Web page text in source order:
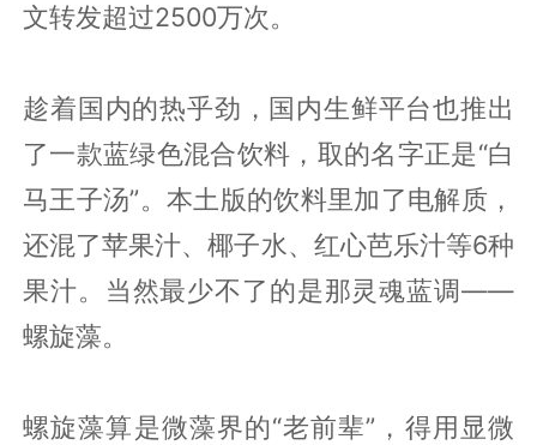
文转发超过2500万次。
趁着国内的热乎劲，国内生鲜平台也推出
了一款蓝绿色混合饮料，取的名字正是“白
马王子汤”。本土版的饮料里加了电解质，
还混了苹果汁、椰子水、红心芭乐汁等6种
果汁。当然最少不了的是那灵魂蓝调——
螺旋藻。
螺旋藻算是微藻界的“老前辈”，得用显微